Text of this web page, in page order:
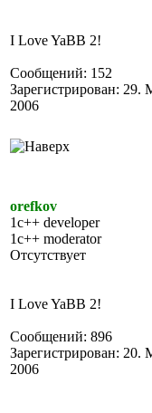
I Love YaBB 2!
Сообщений: 152
Зарегистрирован: 29.
2006
orefkov
1c++ developer
1c++ moderator
Отсутствует
I Love YaBB 2!
Сообщений: 896
Зарегистрирован: 20.
2006